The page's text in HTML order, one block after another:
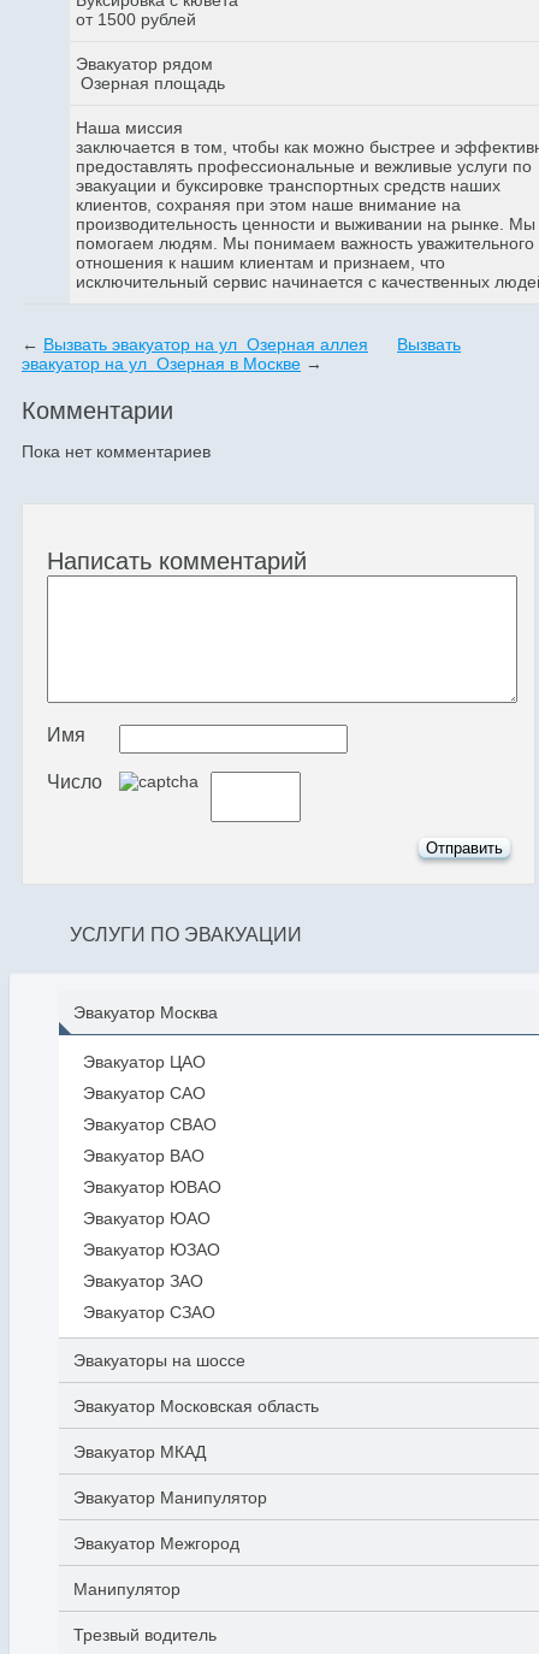
от 1500 рублей
Эвакуатор рядом
Озерная площадь
Наша миссия
заключается в том, чтобы как можно быстрее и
предоставлять профессиональные и вежливые услуги по
эвакуации и буксировке транспортных средств наших
клиентов, сохраняя при этом наше внимание на
производительность ценности и выживании на рынке. Мы
помогаем людям. Мы понимаем важность уважительного
отношения к нашим клиентам и признаем, что
исключительный сервис начинается с качественных
← Вызвать эвакуатор на ул Озерная аллея
Вызвать
эвакуатор на ул Озерная в Москве →
Комментарии
Пока нет комментариев
Написать комментарий
Имя
Число
УСЛУГИ ПО ЭВАКУАЦИИ
Эвакуатор Москва
Эвакуатор ЦАО
Эвакуатор САО
Эвакуатор СВАО
Эвакуатор ВАО
Эвакуатор ЮВАО
Эвакуатор ЮАО
Эвакуатор ЮЗАО
Эвакуатор ЗАО
Эвакуатор СЗАО
Эвакуаторы на шоссе
Эвакуатор Московская область
Эвакуатор МКАД
Эвакуатор Манипулятор
Эвакуатор Межгород
Манипулятор
Трезвый водитель